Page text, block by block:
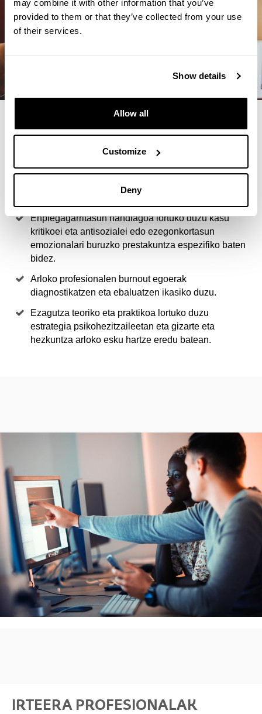
may combine it with other information that you’ve
provided to them or that they’ve collected from your use
of their services.
Show details
Allow all
Customize
Deny
4 ARRAZOI TITULU HAU
AUKERATZEKO
Nerabeak tarteko dauden kasu konplexuen aurrean
arrisku egoerak detektatzeko tresnak garatuko
Enplegagarritasun handiagoa lortuko duzu kasu
kritikoei eta antisozialei edo ezegonkortasun
emozionalari buruzko prestakuntza espezifiko baten
bidez.
Arloko profesionalen burnout egoerak
diagnostikatzen eta ebaluatzen ikasiko duzu.
Ezagutza teoriko eta praktikoa lortuko duzu
estrategia psikohezitzaileetan eta gizarte eta
hezkuntza arloko esku hartze eredu batean.
IRTEERA PROFESIONALAK